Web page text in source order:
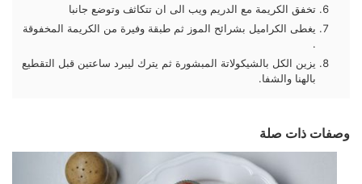
تخفق الكريمة مع الدريم ويب الى ان تتكاثف وتوضع جانبا
يغطى الكراميل بشرائح الموز ثم طبقة وفيرة من الكريمة المخفوقة
.
يزين الكل بالشيكولاتة المبشورة ثم يترك ليبرد ساعتين قبل التقطيع
بالهنا والشفا.
وصفات ذات صلة